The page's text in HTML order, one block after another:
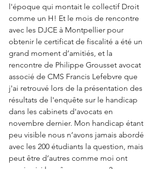
l'époque qui montait le collectif Droit
comme un H! Et le mois de rencontre
avec les DJCE à Montpellier pour
obtenir le certificat de fiscalité a été un
grand moment d’amitiés, et la
rencontre de Philippe Grousset avocat
associé de CMS Francis Lefebvre que
j'ai retrouvé lors de la présentation des
résultats de l'enquête sur le handicap
dans les cabinets d'avocats en
novembre dernier. Mon handicap étant
peu visible nous n’avons jamais abordé
avec les 200 étudiants la question, mais
peut être d’autres comme moi ont